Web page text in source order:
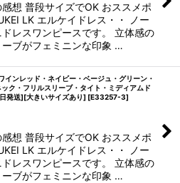
想 普段サイズでOK おススメポ
LK エルケイドレス・・ ノー
レスワンピースです。 立体感の
ブがフェミニンな印象 …
インレッド・ネイビー・ベージュ・グリーン・
ク・フリルスリーブ・タイト・ミディアムド
発送][大きいサイズあり] [E33257-3]
想 普段サイズでOK おススメポ
LK エルケイドレス・・ ノー
レスワンピースです。 立体感の
ブがフェミニンな印象 …